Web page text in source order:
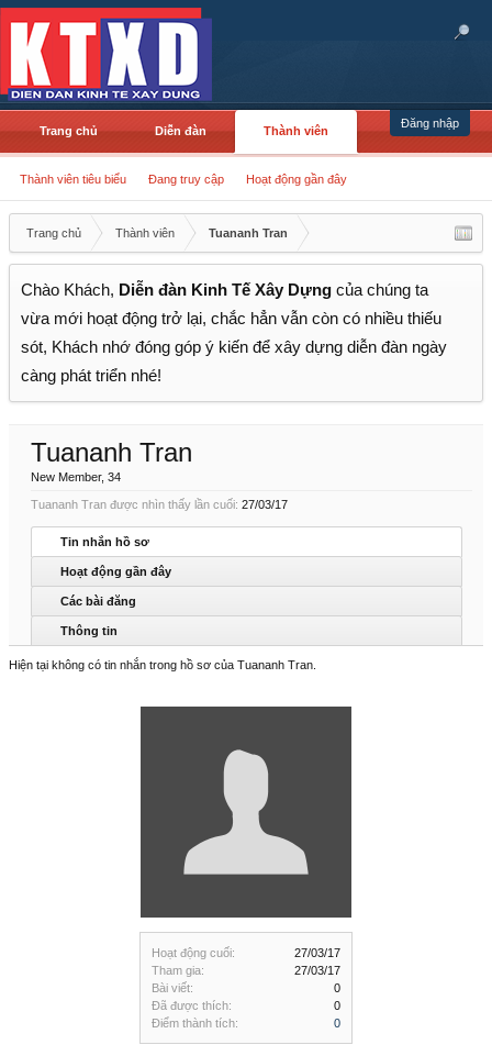
Đăng nhập
Trang chủ Diễn đàn Thành viên
Thành viên tiêu biểu Đang truy cập Hoạt động gần đây
Trang chủ Thành viên Tuananh Tran
Chào Khách, Diễn đàn Kinh Tế Xây Dựng của chúng ta
vừa mới hoạt động trở lại, chắc hẳn vẫn còn có nhiều thiếu
sót, Khách nhớ đóng góp ý kiến để xây dựng diễn đàn ngày
càng phát triển nhé!
Hoạt động cuối:
27/03/17
Tham gia:
27/03/17
Bài viết:
0
Đã được thích:
0
Điểm thành tích:
0
Tuananh Tran
New Member, 34
Tuananh Tran được nhìn thấy lần cuối: 27/03/17
Tin nhắn hồ sơ
Hoạt động gần đây
Các bài đăng
Thông tin
Hiện tại không có tin nhắn trong hồ sơ của Tuananh Tran.